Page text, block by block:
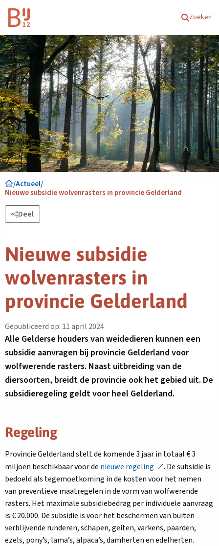
Homepagina Zoeken
/Actueel/
Nieuwe subsidie wolvenrasters in provincie Gelderland
Deel
Nieuwe subsidie
wolvenrasters in
provincie Gelderland
Gepubliceerd op: 11 april 2024
Alle Gelderse houders van weidedieren kunnen een
subsidie aanvragen bij provincie Gelderland voor
wolfwerende rasters. Naast uitbreiding van de
diersoorten, breidt de provincie ook het gebied uit. De
subsidieregeling geldt voor heel Gelderland.
Regeling
Provincie Gelderland stelt de komende 3 jaar in totaal € 3
miljoen beschikbaar voor de nieuwe regeling Deze
link
opent
in
een
nieuw
tabblad
. De subsidie is
bedoeld als tegemoetkoming in de kosten voor het nemen
van preventieve maatregelen in de vorm van wolfwerende
rasters. Het maximale subsidiebedrag per individuele aanvraag
is € 20.000. De subsidie is voor het beschermen van buiten
verblijvende runderen, schapen, geiten, varkens, paarden,
ezels, pony’s, lama’s, alpaca’s, damherten en edelherten.